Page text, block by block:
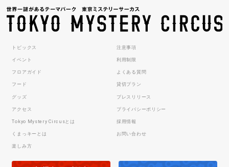
トピックス
イベント
フロアガイド
フード
グッズ
アクセス
Tokyo Mystery Circusとは
くまっキーとは
楽しみ方
注意事項
利用制限
よくある質問
貸切プラン
プレスリリース
プライバシーポリシー
採用情報
お問い合わせ